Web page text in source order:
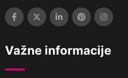
Važne informacije